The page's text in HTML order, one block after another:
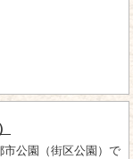
公園（街区公園）で